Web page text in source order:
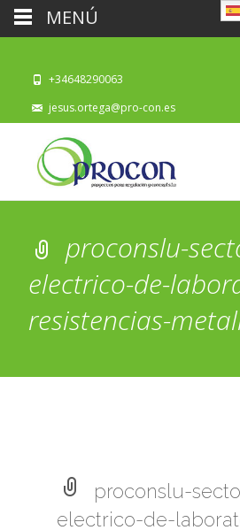
+34648290063
jesus.ortega@pro-con.es
proconslu-
electrico-de-
resistencias-
proconslu-
electrico-de-
MENÚ